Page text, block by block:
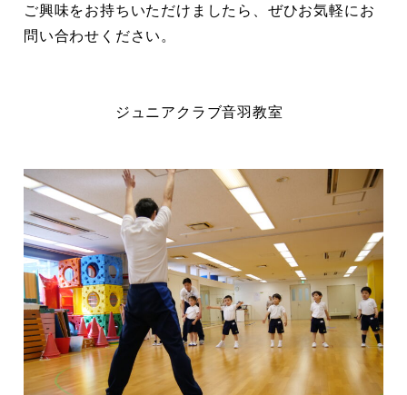
ご興味をお持ちいただけましたら、ぜひお気軽にお
問い合わせください。
ジュニアクラブ音羽教室